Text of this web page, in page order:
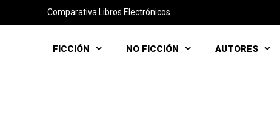
Comparativa Libros Electrónicos
FICCIÓN NO FICCIÓN AUTORES